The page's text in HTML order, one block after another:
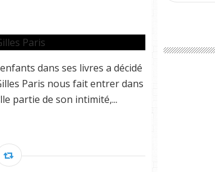
dans ses livres a décidé
Paris nous fait entrer dans
partie de son intimité,...